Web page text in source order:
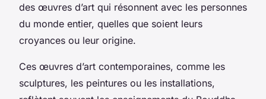
des œuvres d’art qui résonnent avec les personnes
du monde entier, quelles que soient leurs
croyances ou leur origine.
Ces œuvres d’art contemporaines, comme les
sculptures, les peintures ou les installations,